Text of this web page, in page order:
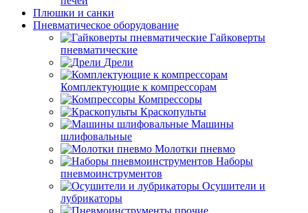
Плюшки и санки
Пневматическое оборудование
Гайковерты
пневматические
Дрели
Комплектующие к компрессорам
Компрессоры
Краскопульты
Машины
шлифовальные
Молотки пневмо
Наборы
пневмоинструментов
Осушители и
лубрикаторы